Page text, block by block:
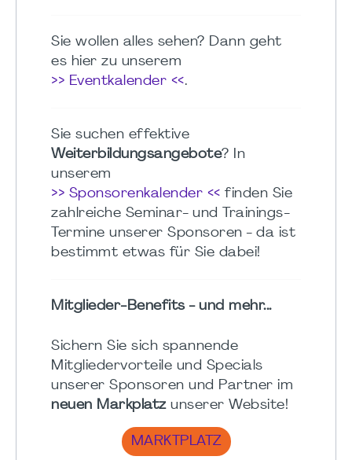
Sie wollen alles sehen? Dann geht
es hier zu unserem
>> Eventkalender <<.
Sie suchen effektive
Weiterbildungsangebote? In
unserem
>> Sponsorenkalender << finden Sie
zahlreiche Seminar- und Trainings-
Termine unserer Sponsoren - da ist
bestimmt etwas für Sie dabei!
Mitglieder-Benefits - und mehr...
Sichern Sie sich spannende
Mitgliedervorteile und Specials
unserer Sponsoren und Partner im
neuen Markplatzunserer Website!
MARKTPLATZ